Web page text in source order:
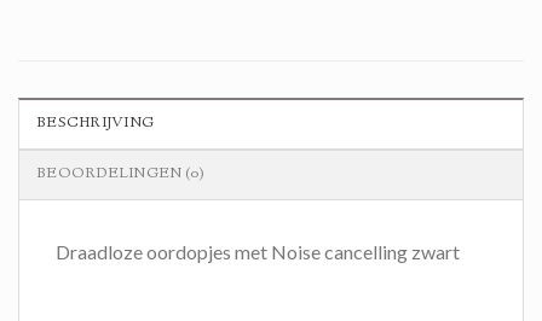
BESCHRIJVING
BEOORDELINGEN (0)
Draadloze oordopjes met Noise cancelling zwart